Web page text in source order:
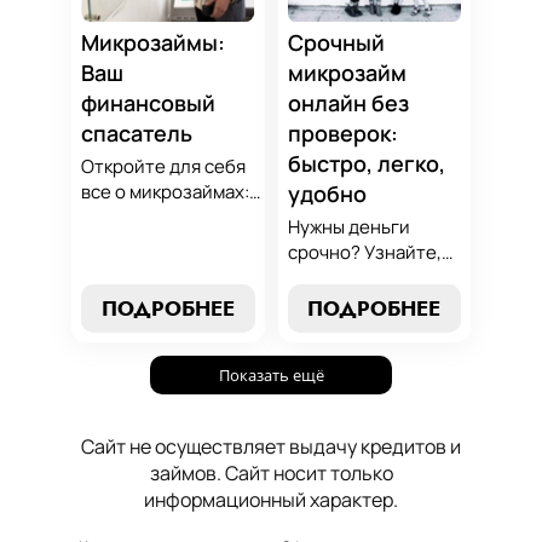
осознанный выбор,
который
поддержит вашу
финансовую
стабильность.
Микрозаймы:
Ваш
финансовый
спасатель
Откройте для себя
все о микрозаймах:
погашения. Наше
вашим надежным
помощником в мире
ПОДРОБНЕЕ
Срочный
микрозайм
онлайн без
проверок:
быстро, легко,
удобно
Нужны деньги
срочно? Узнайте,
срочный
без проверок и
длительного
проблем здесь и
сейчас.
ПОДРОБНЕЕ
Показать ещё
Сайт не осуществляет выдачу кредитов и
займов. Сайт носит только
информационный характер.